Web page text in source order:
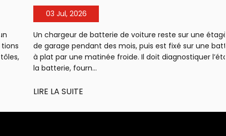
03 Jul, 2026
Un chargeur de batterie de voiture reste sur une étagère
de garage pendant des mois, puis est fixé sur une batterie
à plat par une matinée froide. Il doit diagnostiquer l’état de
la batterie, fourn...
LIRE LA SUITE